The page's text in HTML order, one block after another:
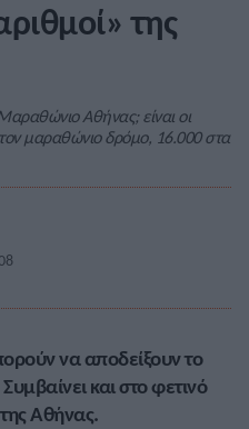
της
Αθήνας; είναι οι
μαραθώνιο δρόμο, 16.000 στα
να αποδείξουν το
και στο φετινό
Αθήνας.